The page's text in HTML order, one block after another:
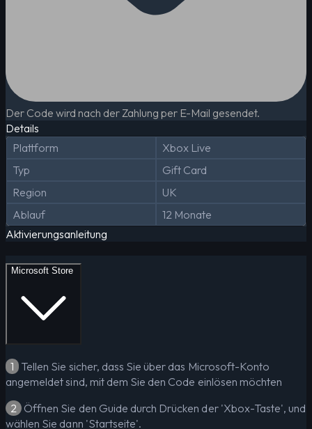
Der Code wird nach der Zahlung per E-Mail gesendet.
Details
Plattform
Xbox Live
Typ
Gift Card
Region
UK
Ablauf
12 Monate
Aktivierungsanleitung
Microsoft Store
1 Tellen Sie sicher, dass Sie über das Microsoft-Konto
angemeldet sind, mit dem Sie den Code einlösen möchten
2 Öffnen Sie den Guide durch Drücken der 'Xbox-Taste', und
wählen Sie dann 'Startseite'.